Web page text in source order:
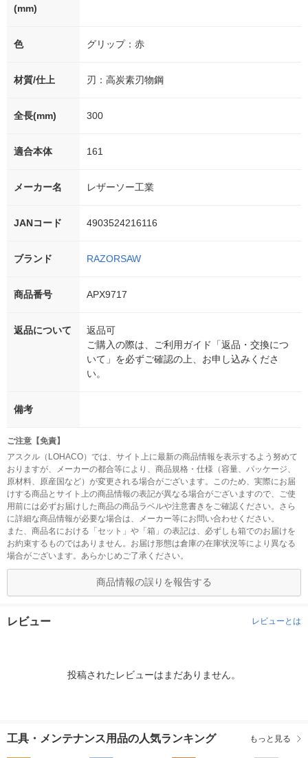
(mm)
色 グリップ：赤
材質/仕上 刃：高炭素刃物鋼
全長(mm) 300
適合本体 161
メーカー名 レザーソー工業
JANコード 4903524216116
ブランド RAZORSAW
商品番号 APX9717
返品について
返品可
ご購入の際は、ご利用ガイド「返品・交換につ
いて」を必ずご確認の上、お申し込みくださ
い。
備考
ご注意【免責】
アスクル（LOHACO）では、サイト上に最新の商品情報を表示するよう努めて
おりますが、メーカーの都合等により、商品規格・仕様（容量、パッケージ、
原材料、原産国など）が変更される場合がございます。このため、実際にお届
けする商品とサイト上の商品情報の表記が異なる場合がございますので、ご使
用前には必ずお届けした商品の商品ラベルや注意書きをご確認ください。さら
に詳細な商品情報が必要な場合は、メーカー等にお問い合わせください。
また、商品名における「セット」や「箱」の表記は、必ずしも箱でのお届けを
お約束するものではありません。お届け形態は倉庫の在庫状況等により異なる
場合がございます。あらかじめご了承ください。
商品情報の誤りを報告する
レビュー レビューとは
投稿されたレビューはまだありません。
工具・メンテナンス用品の人気ランキング もっと見る